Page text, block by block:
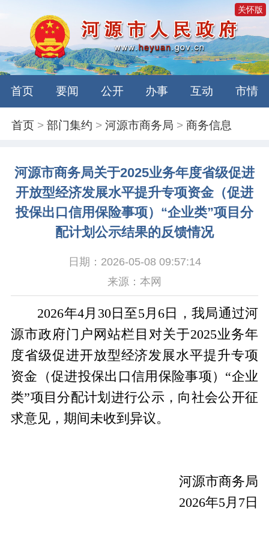
关怀版
首页 要闻 公开 办事 互动 市情
首页 >部门集约 >河源市商务局 >商务信息
河源市商务局关于2025业务年度省级促进
开放型经济发展水平提升专项资金（促进
投保出口信用保险事项）“企业类”项目分
配计划公示结果的反馈情况
日期：2026-05-08 09:57:14
来源：本网
2026年4月30日至5月6日，我局通过河
源市政府门户网站栏目对关于2025业务年
度省级促进开放型经济发展水平提升专项
资金（促进投保出口信用保险事项）“企业
类”项目分配计划进行公示，向社会公开征
求意见，期间未收到异议。
河源市商务局
2026年5月7日